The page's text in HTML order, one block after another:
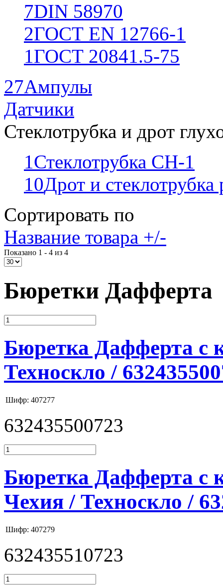
7DIN 58970
2ГОСТ EN 12766-1
1ГОСТ 20841.5-75
27Ампулы
Датчики
Стеклотрубка и дрот
1Стеклотрубка СН-1
10Дрот и
Сортировать по
Название товара +/-
Показано 1 - 4 из 4
Бюретки Дафферта
Бюретка Дафферта с
Техноскло /
Шифр: 407277
632435500723
Бюретка Дафферта с
Чехия / Техноскло /
Шифр: 407279
632435510723